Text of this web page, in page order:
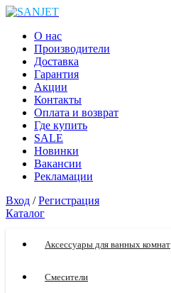
О нас
Производители
Доставка
Гарантия
Акции
Контакты
Оплата и возврат
Где купить
SALE
Новинки
Вакансии
Рекламации
Вход /Регистрация
Каталог
Аксессуары для ванных комнат
Смесители